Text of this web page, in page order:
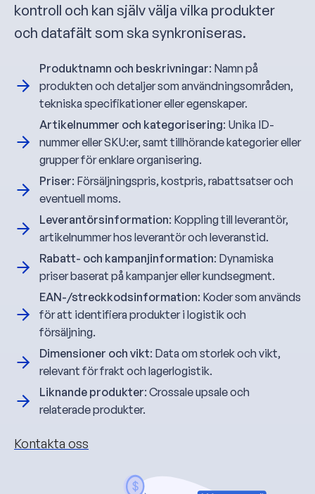
kontroll och kan själv välja vilka produkter
och datafält som ska synkroniseras.
Produktnamn och beskrivningar: Namn på
produkten och detaljer som användningsområden,
tekniska specifikationer eller egenskaper.
Artikelnummer och kategorisering: Unika ID-
nummer eller SKU:er, samt tillhörande kategorier eller
grupper för enklare organisering.
Priser: Försäljningspris, kostpris, rabattsatser och
eventuell moms.
Leverantörsinformation: Koppling till leverantör,
artikelnummer hos leverantör och leveranstid.
Rabatt- och kampanjinformation: Dynamiska
priser baserat på kampanjer eller kundsegment.
EAN-/streckkodsinformation: Koder som används
för att identifiera produkter i logistik och
försäljning.
Dimensioner och vikt: Data om storlek och vikt,
relevant för frakt och lagerlogistik.
Liknande produkter: Crossale upsale och
relaterade produkter.
Kontakta oss